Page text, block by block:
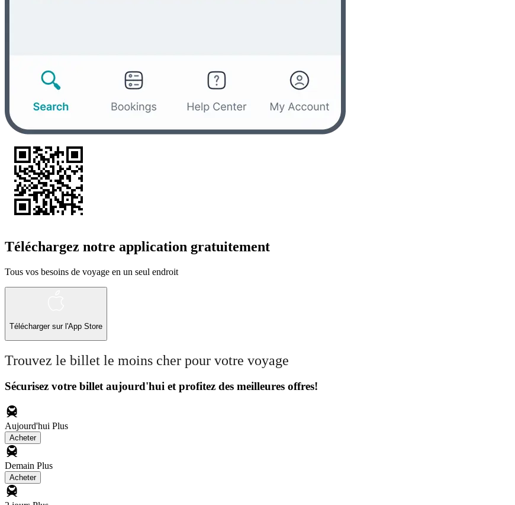
Téléchargez notre application gratuitement
Tous vos besoins de voyage en un seul endroit
Télécharger sur l'App Store
Trouvez le billet le moins cher pour votre voyage
Sécurisez votre billet aujourd'hui et profitez des meilleures offres!
Aujourd'hui Plus
Acheter
Demain Plus
Acheter